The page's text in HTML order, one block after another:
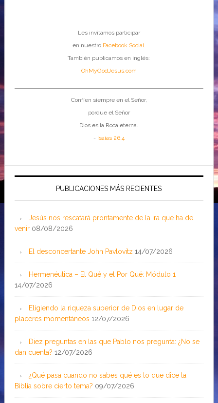
Les invitamos participar
en nuestro Facebook Social.
También publicamos en inglés:
OhMyGodJesus.com
Confíen siempre en el Señor,
porque el Señor
Dios es la Roca eterna.
- Isaías 26:4
PUBLICACIONES MÁS RECIENTES
Jesús nos rescatará prontamente de la ira que ha de
venir 08/08/2026
El desconcertante John Pavlovitz 14/07/2026
Hermenéutica – El Qué y el Por Qué: Módulo 1
14/07/2026
Eligiendo la riqueza superior de Dios en lugar de
placeres momentáneos 12/07/2026
Diez preguntas en las que Pablo nos pregunta: ¿No se
dan cuenta? 12/07/2026
¿Qué pasa cuando no sabes qué es lo que dice la
Biblia sobre cierto tema? 09/07/2026